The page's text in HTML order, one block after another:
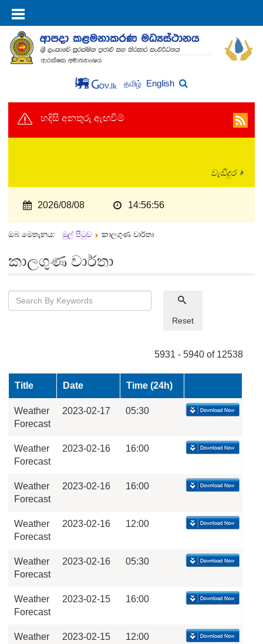
தமிழ் English
හදිසි අනතුරු ඇඟවීම්
වැඩිදුර
2026/08/08 14:56:56
ඔබ මෙතැනය: මුල් පිටුව කාලගුණ වාර්තා
කාලගුණ වාර්තා
Reset
5931 - 5940 of 12538
Title Date Time (24h)
Weather
Forecast
2023-02-17 05:30
Weather
Forecast
2023-02-16 16:00
Weather
Forecast
2023-02-16 16:00
Weather
Forecast
2023-02-16 12:00
Weather
Forecast
2023-02-16 05:30
Weather
Forecast
2023-02-15 16:00
Weather
2023-02-15 12:00